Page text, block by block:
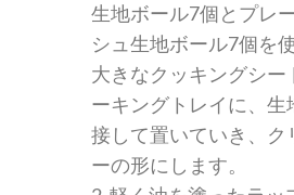
生地ボール7個とプレ
シュ生地ボール7個を
大きなクッキングシー
ーキングトレイに、生
接して置いていき、ク
ーの形にします。